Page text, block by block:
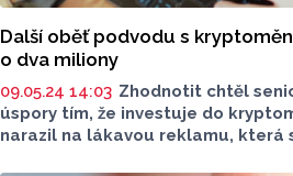
Další oběť podvodu s
o dva miliony
09.05.24 14:03 Zhodnotit chtěl
úspory tím, že investuje do
narazil na lákavou reklamu, která